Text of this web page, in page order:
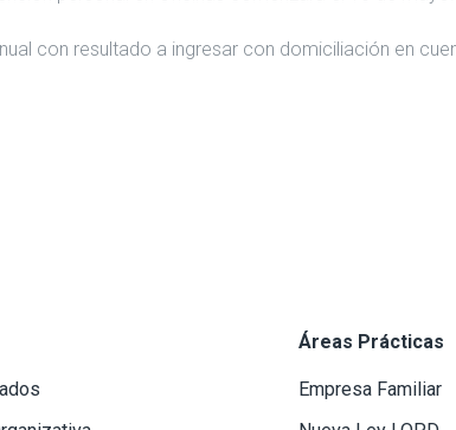
con resultado a ingresar con domiciliación en
Áreas Prácticas
Empresa Familiar